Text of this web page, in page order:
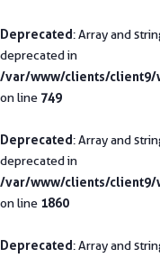
Deprecated: Array and
deprecated in
/var/www/clients/
on line 749
Deprecated: Array and
deprecated in
/var/www/clients/
on line 1860
Deprecated: Array and